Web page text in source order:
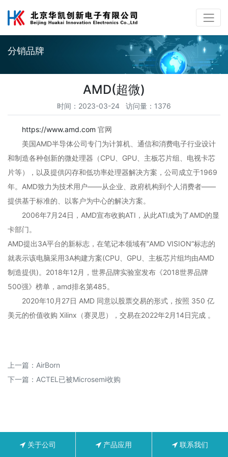
分销品牌
AMD(超微)
时间：2023-03-24 访问量：1376
https://www.amd.com 官网
美国AMD半导体公司专门为计算机、通信和消费电子行业设计
和制造各种创新的微处理器（CPU、GPU、主板芯片组、电视卡芯
片等），以及提供闪存和低功率处理器解决方案，公司成立于1969
年。AMD致力为技术用户——从企业、政府机构到个人消费者——
提供基于标准的、以客户为中心的解决方案。
2006年7月24日，AMD宣布收购ATI，从此ATI成为了AMD的显
卡部门。
AMD提出3A平台的新标志，在笔记本领域有“AMD VISION”标志的
就表示该电脑采用3A构建方案(CPU、GPU、主板芯片组均由AMD
制造提供)。2018年12月，世界品牌实验室发布《2018世界品牌
500强》榜单，amd排名第485。
2020年10月27日 AMD 同意以股票交易的形式，按照 350 亿
美元的价值收购 Xilinx（赛灵思），交易在2022年2月14日完成 。
上一篇： AirBorn
下一篇： ACTEL已被Microsemi收购
关于公司 产品应用 联系我们